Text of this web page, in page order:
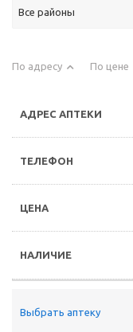
Все районы
По адресу По цене
Выбрать аптеку